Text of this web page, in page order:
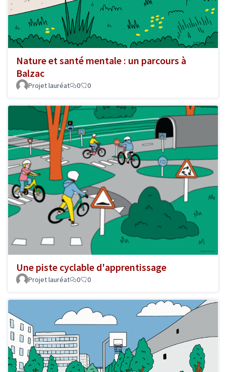
Nature et santé mentale : un parcours à
Balzac
Projet lauréat 0 0
Une piste cyclable d'apprentissage
Projet lauréat 0 0